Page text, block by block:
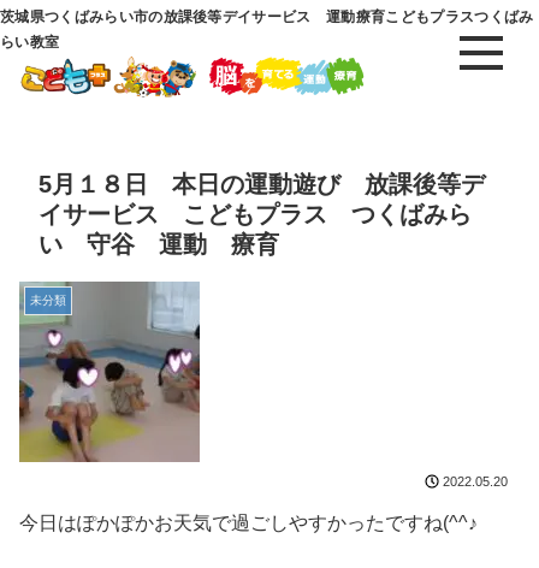
茨城県つくばみらい市の放課後等デイサービス 運動療育こどもプラスつくばみ
らい教室
5月１８日 本日の運動遊び 放課後等デ
イサービス こどもプラス つくばみら
い 守谷 運動 療育
未分類
2022.05.20
今日はぽかぽかお天気で過ごしやすかったですね(^^♪